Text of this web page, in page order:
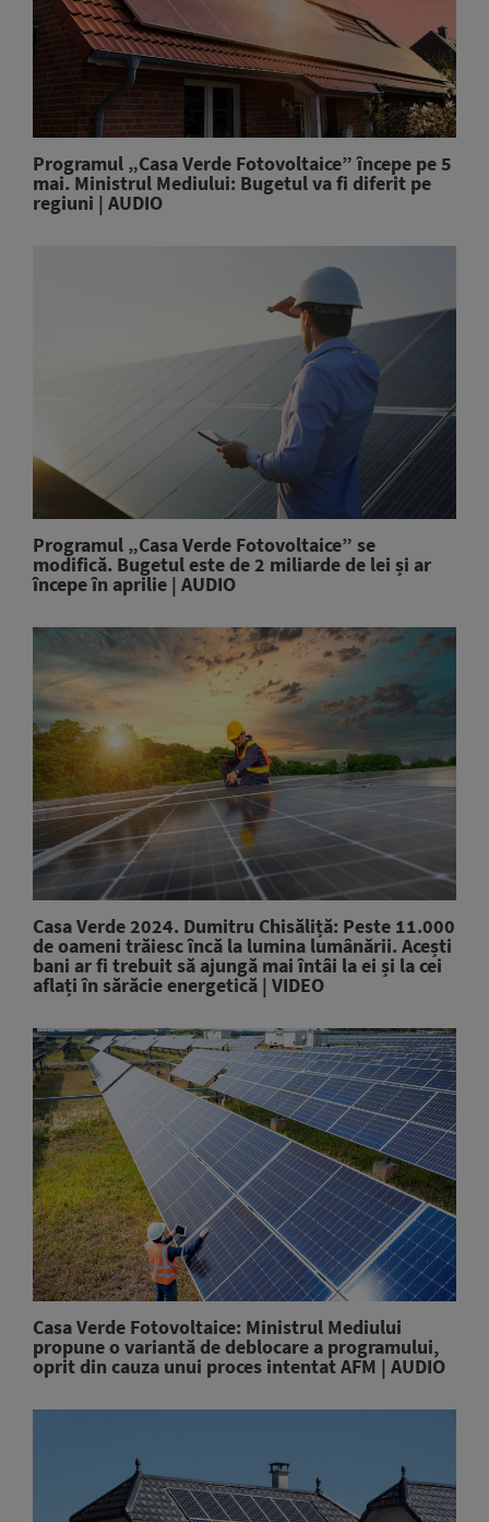
Programul „Casa Verde Fotovoltaice” începe pe 5
mai. Ministrul Mediului: Bugetul va fi diferit pe
regiuni | AUDIO
Programul „Casa Verde Fotovoltaice” se
modifică. Bugetul este de 2 miliarde de lei și ar
începe în aprilie | AUDIO
Casa Verde 2024. Dumitru Chisăliță: Peste 11.000
de oameni trăiesc încă la lumina lumânării. Acești
bani ar fi trebuit să ajungă mai întâi la ei și la cei
aflați în sărăcie energetică | VIDEO
Casa Verde Fotovoltaice: Ministrul Mediului
propune o variantă de deblocare a programului,
oprit din cauza unui proces intentat AFM | AUDIO